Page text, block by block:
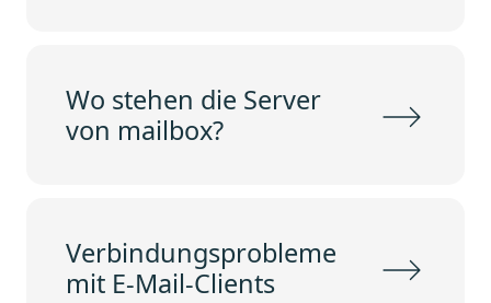
Wo stehen die Server
von mailbox?
Verbindungsprobleme
mit E-Mail-Clients